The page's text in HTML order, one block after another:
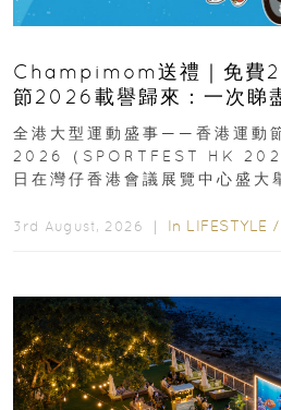
Champimom送禮｜免費
節2026載譽歸來：一次睇
動、街舞比賽＋逾百運動品
全港大型運動盛事——香港運動
2026（SPORTFEST HK
日在灣仔香港會議展覽中心盛大
3rd August, 2026 ｜ In LIFESTYLE /